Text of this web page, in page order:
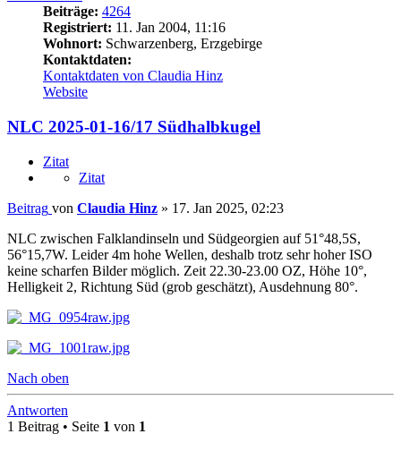
Beiträge: 4264
Registriert: 11. Jan 2004, 11:16
Wohnort: Schwarzenberg, Erzgebirge
Kontaktdaten:
Kontaktdaten von Claudia Hinz
Website
NLC 2025-01-16/17 Südhalbkugel
Zitat
Zitat
Beitrag von Claudia Hinz » 17. Jan 2025, 02:23
NLC zwischen Falklandinseln und Südgeorgien auf 51°48,5S,
56°15,7W. Leider 4m hohe Wellen, deshalb trotz sehr hoher ISO
keine scharfen Bilder möglich. Zeit 22.30-23.00 OZ, Höhe 10°,
Helligkeit 2, Richtung Süd (grob geschätzt), Ausdehnung 80°.
Nach oben
Antworten
1 Beitrag • Seite 1 von 1